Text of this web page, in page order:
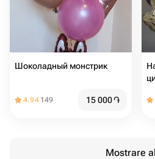
Шоколадный монстрик
4.94 149 15 000֏
Mostrare